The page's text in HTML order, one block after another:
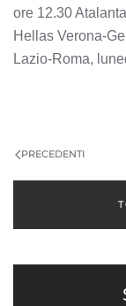
ore 12.30
Hellas Verona-
Lazio-Roma,
PRECEDENTI